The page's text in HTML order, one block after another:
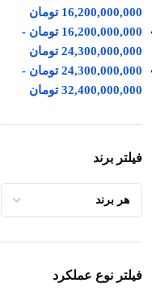
16,200,000,000 تومان
16,200,000,000 تومان -
24,300,000,000 تومان
24,300,000,000 تومان -
32,400,000,000 تومان
فیلتر برند
فیلتر نوع عملکرد